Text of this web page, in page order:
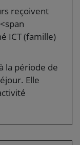
reçoivent
ICT (famille)
la période de
Elle